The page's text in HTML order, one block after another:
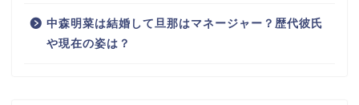
中森明菜は結婚して旦那はマネージャー？歴代彼氏
や現在の姿は？